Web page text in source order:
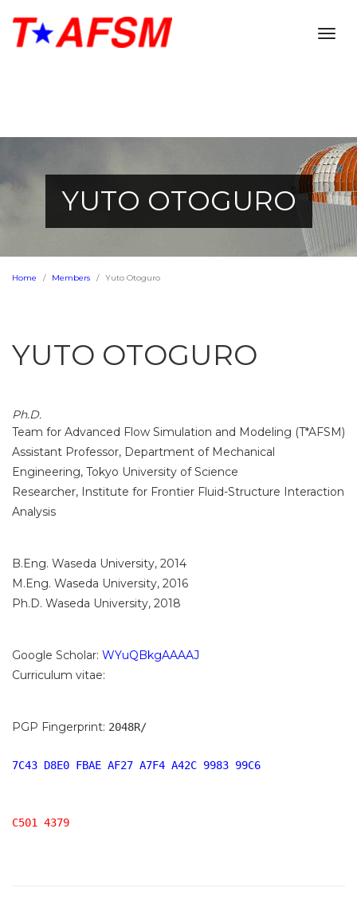
YUTO OTOGURO
Home Members Yuto Otoguro
YUTO OTOGURO
Ph.D.
Team for Advanced Flow Simulation and Modeling (T*AFSM)
Assistant Professor, Department of Mechanical
Engineering, Tokyo University of Science
Researcher, Institute for Frontier Fluid-Structure Interaction
Analysis
B.Eng. Waseda University, 2014
M.Eng. Waseda University, 2016
Ph.D. Waseda University, 2018
Google Scholar: WYuQBkgAAAAJ
Curriculum vitae:
PGP Fingerprint: 2048R/
7C43 D8E0 FBAE AF27 A7F4 A42C 9983 99C6
C501 4379